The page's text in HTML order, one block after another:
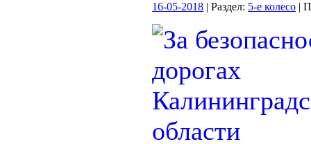
16-05-2018 | Раздел: 5-е колесо |